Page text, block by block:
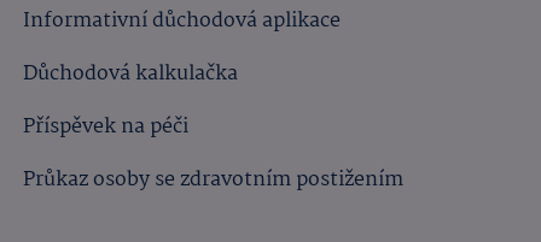
Informativní důchodová aplikace
Důchodová kalkulačka
Příspěvek na péči
Průkaz osoby se zdravotním postižením